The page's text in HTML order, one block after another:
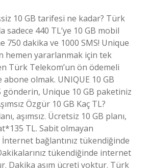
10 GB tarifesi ne kadar? Türk
sadece 440 TL’ye 10 GB mobil
750 dakika ve 1000 SMS! Unique
hemen yararlanmak için tek
Türk Telekom’un ön ödemeli
olmak. UNIQUE 10 GB
gönderin, Unique 10 GB paketiniz
Özgür 10 GB Kaç TL?
aşımsız. Ücretsiz 10 GB planı,
TL. Sabit olmayan
bağlantınız tükendiğinde
tükendiğinde internet
Dakika aşım ücreti yoktur. Türk